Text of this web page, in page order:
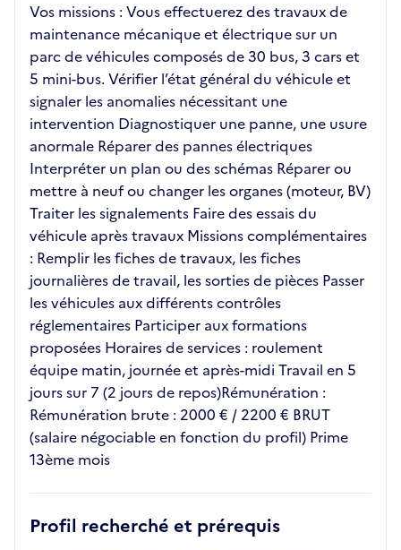
Vos missions : Vous effectuerez des travaux de
maintenance mécanique et électrique sur un
parc de véhicules composés de 30 bus, 3 cars et
5 mini-bus. Vérifier l’état général du véhicule et
signaler les anomalies nécessitant une
intervention Diagnostiquer une panne, une usure
anormale Réparer des pannes électriques
Interpréter un plan ou des schémas Réparer ou
mettre à neuf ou changer les organes (moteur, BV)
Traiter les signalements Faire des essais du
véhicule après travaux Missions complémentaires
: Remplir les fiches de travaux, les fiches
journalières de travail, les sorties de pièces Passer
les véhicules aux différents contrôles
réglementaires Participer aux formations
proposées Horaires de services : roulement
équipe matin, journée et après-midi Travail en 5
jours sur 7 (2 jours de repos)Rémunération :
Rémunération brute : 2000 € / 2200 € BRUT
(salaire négociable en fonction du profil) Prime
13ème mois
Profil recherché et prérequis